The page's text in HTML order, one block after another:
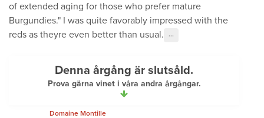
of extended aging for those who prefer mature
Burgundies." I was quite favorably impressed with the
reds as theyre even better than usual.
···
Denna årgång är slutsåld.
Prova gärna vinet i våra andra årgångar.
Domaine Montille